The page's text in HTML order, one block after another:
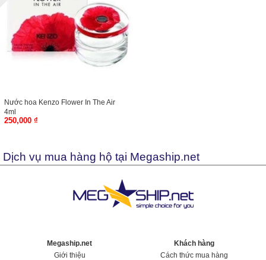
Nước hoa Kenzo Flower In The Air
4ml
250,000 ₫
Dịch vụ mua hàng hộ tại Megaship.net
Megaship.net
Giới thiệu
Khách hàng
Cách thức mua hàng